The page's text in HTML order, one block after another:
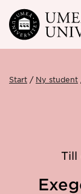
Hoppa
Start Ny student
Till